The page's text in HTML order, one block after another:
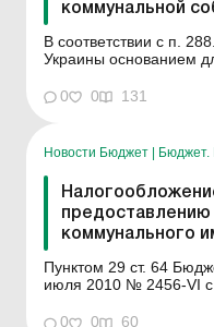
коммунальной
В соответствии с п.
Украины основанием
земельного участка. Согласно п. 288.5 ст. 288 НКУ
размер арендной
0 0 131
Новости Бюджет Бюджет.
коммунального
Пунктом 29 ст. 64
июля 2010 № 2456-VI с
сельских, поселковых,
0 0 60